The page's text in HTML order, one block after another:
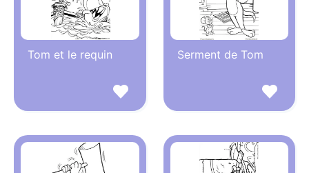
Tom et le requin Serment de Tom